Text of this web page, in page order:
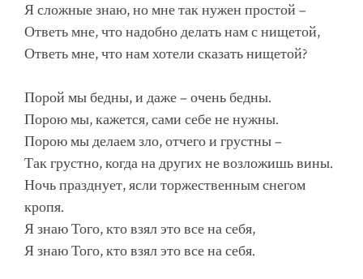
Я сложные знаю, но мне так нужен простой –
Ответь мне, что надобно делать нам с нищетой,
Ответь мне, что нам хотели сказать нищетой?
Порой мы бедны, и даже – очень бедны.
Порою мы, кажется, сами себе не нужны.
Порою мы делаем зло, отчего и грустны –
Так грустно, когда на других не возложишь вины.
Ночь празднует, ясли торжественным снегом
кропя.
Я знаю Того, кто взял это все на себя,
Я знаю Того, кто взял это все на себя.